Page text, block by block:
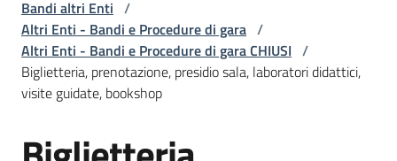
L'Agenzia
Bandi
Bandi altri Enti /
Altri Enti - Bandi e Procedure di gara /
Altri Enti - Bandi e Procedure di gara CHIUSI /
Biglietteria, prenotazione, presidio sala, laboratori didattici,
visite guidate, bookshop
Salta al contenuto